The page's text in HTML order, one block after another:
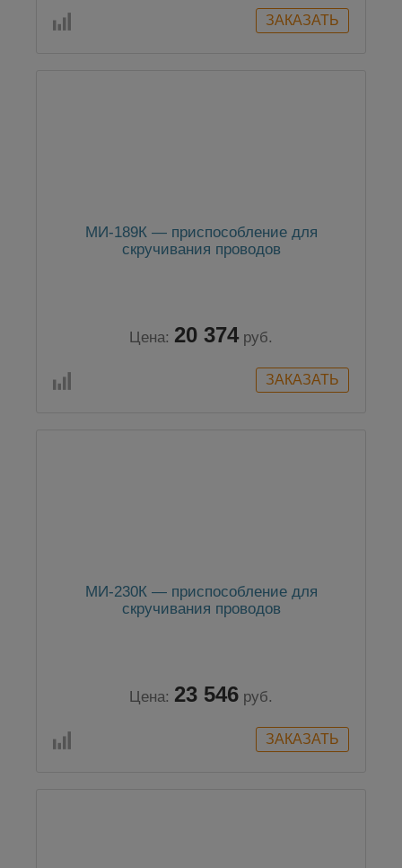
МИ-189К — приспособление для
скручивания проводов
Цена: 20 374 руб.
МИ-230К — приспособление для
скручивания проводов
Цена: 23 546 руб.